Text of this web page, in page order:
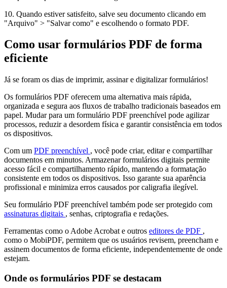
10. Quando estiver satisfeito, salve seu documento clicando em
"Arquivo" > "Salvar como" e escolhendo o formato PDF.
Como usar formulários PDF de forma
eficiente
Já se foram os dias de imprimir, assinar e digitalizar formulários!
Os formulários PDF oferecem uma alternativa mais rápida,
organizada e segura aos fluxos de trabalho tradicionais baseados em
papel. Mudar para um formulário PDF preenchível pode agilizar
processos, reduzir a desordem física e garantir consistência em todos
os dispositivos.
Com um PDF preenchível , você pode criar, editar e compartilhar
documentos em minutos. Armazenar formulários digitais permite
acesso fácil e compartilhamento rápido, mantendo a formatação
consistente em todos os dispositivos. Isso garante sua aparência
profissional e minimiza erros causados por caligrafia ilegível.
Seu formulário PDF preenchível também pode ser protegido com
assinaturas digitais , senhas, criptografia e redações.
Ferramentas como o Adobe Acrobat e outros editores de PDF ,
como o MobiPDF, permitem que os usuários revisem, preencham e
assinem documentos de forma eficiente, independentemente de onde
estejam.
Onde os formulários PDF se destacam